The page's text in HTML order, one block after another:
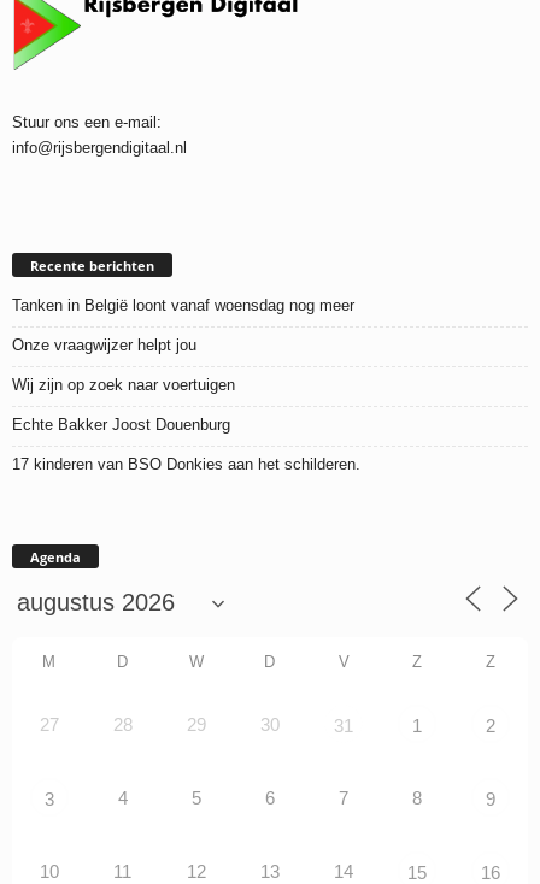
Stuur ons een e-mail:
info@rijsbergendigitaal.nl
Recente berichten
Tanken in België loont vanaf woensdag nog meer
Onze vraagwijzer helpt jou
Wij zijn op zoek naar voertuigen
Echte Bakker Joost Douenburg
17 kinderen van BSO Donkies aan het schilderen.
Agenda
M D W D V Z Z
27 28 29 30 31 1 2
3 4 5 6 7 8 9
10 11 12 13 14 15 16